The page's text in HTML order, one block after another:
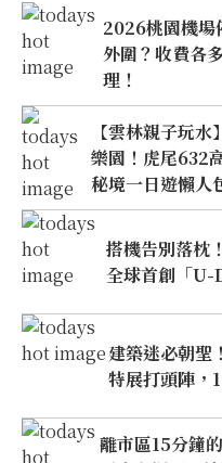
2026桃園機場
外圍？收費各
理！
【雲林親子玩
樂園！虎尾632
秘境一日遊懶人
搭機告別落枕
全球首創「
建築迷必朝聖
特展打頭陣，
離市區15分鐘